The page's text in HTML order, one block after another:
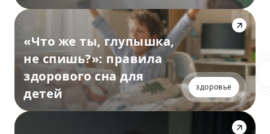
«Что же ты, глупышка,
не спишь?»: правила
здорового сна для
детей
здоровье